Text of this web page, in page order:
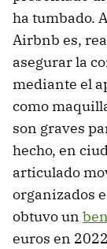
ha tumbado.
Airbnb es,
asegurar la
mediante el
como
son graves
hecho, en
articulado
organizados
obtuvo un
euros en